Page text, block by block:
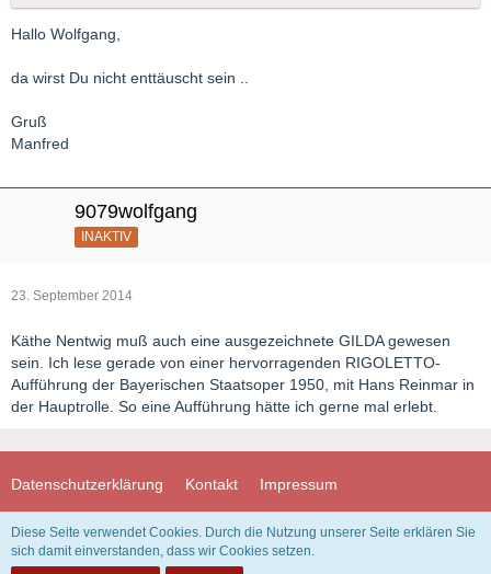
Hallo Wolfgang,
da wirst Du nicht enttäuscht sein ..
Gruß
Manfred
9079wolfgang
INAKTIV
23. September 2014
Käthe Nentwig muß auch eine ausgezeichnete GILDA gewesen
sein. Ich lese gerade von einer hervorragenden RIGOLETTO-
Aufführung der Bayerischen Staatsoper 1950, mit Hans Reinmar in
der Hauptrolle. So eine Aufführung hätte ich gerne mal erlebt.
Datenschutzerklärung Kontakt Impressum
Community-Software:WoltLab Suite™ 3.1.29
Diese Seite verwendet Cookies. Durch die Nutzung unserer Seite erklären Sie
sich damit einverstanden, dass wir Cookies setzen.